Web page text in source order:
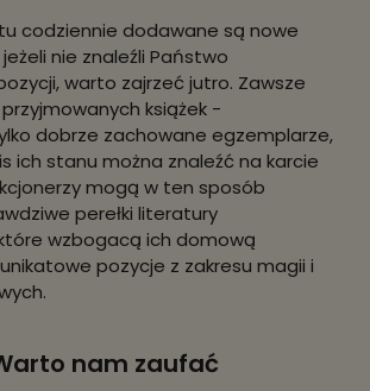
codziennie dodawane są nowe
nie znaleźli Państwo
warto zajrzeć jutro. Zawsze
książek -
dobrze zachowane egzemplarze,
ich stanu można znaleźć na karcie
mogą w ten sposób
perełki literatury
wzbogacą ich domową
pozycje z zakresu magii i
nam zaufać